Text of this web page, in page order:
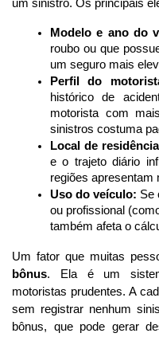
um sinistro. Os principais
Modelo e ano do
roubo ou que
um seguro mais
Perfil do
histórico de
motorista com
sinistros costuma
Local de
e o trajeto diário
regiões apresentam
Uso do veículo: Se
ou profissional
também afeta o
Um fator que muitas
bônus. Ela é um
motoristas prudentes. A
sem registrar nenhum
bônus, que pode gerar